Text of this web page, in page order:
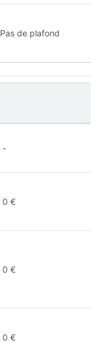
Pas de plafond
-
0 €
0 €
0 €